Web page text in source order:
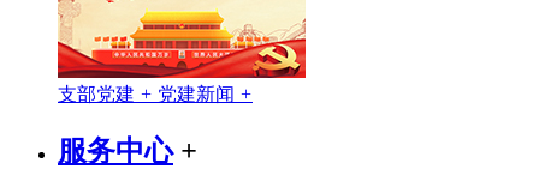
支部党建 + 党建新闻 +
服务中心+